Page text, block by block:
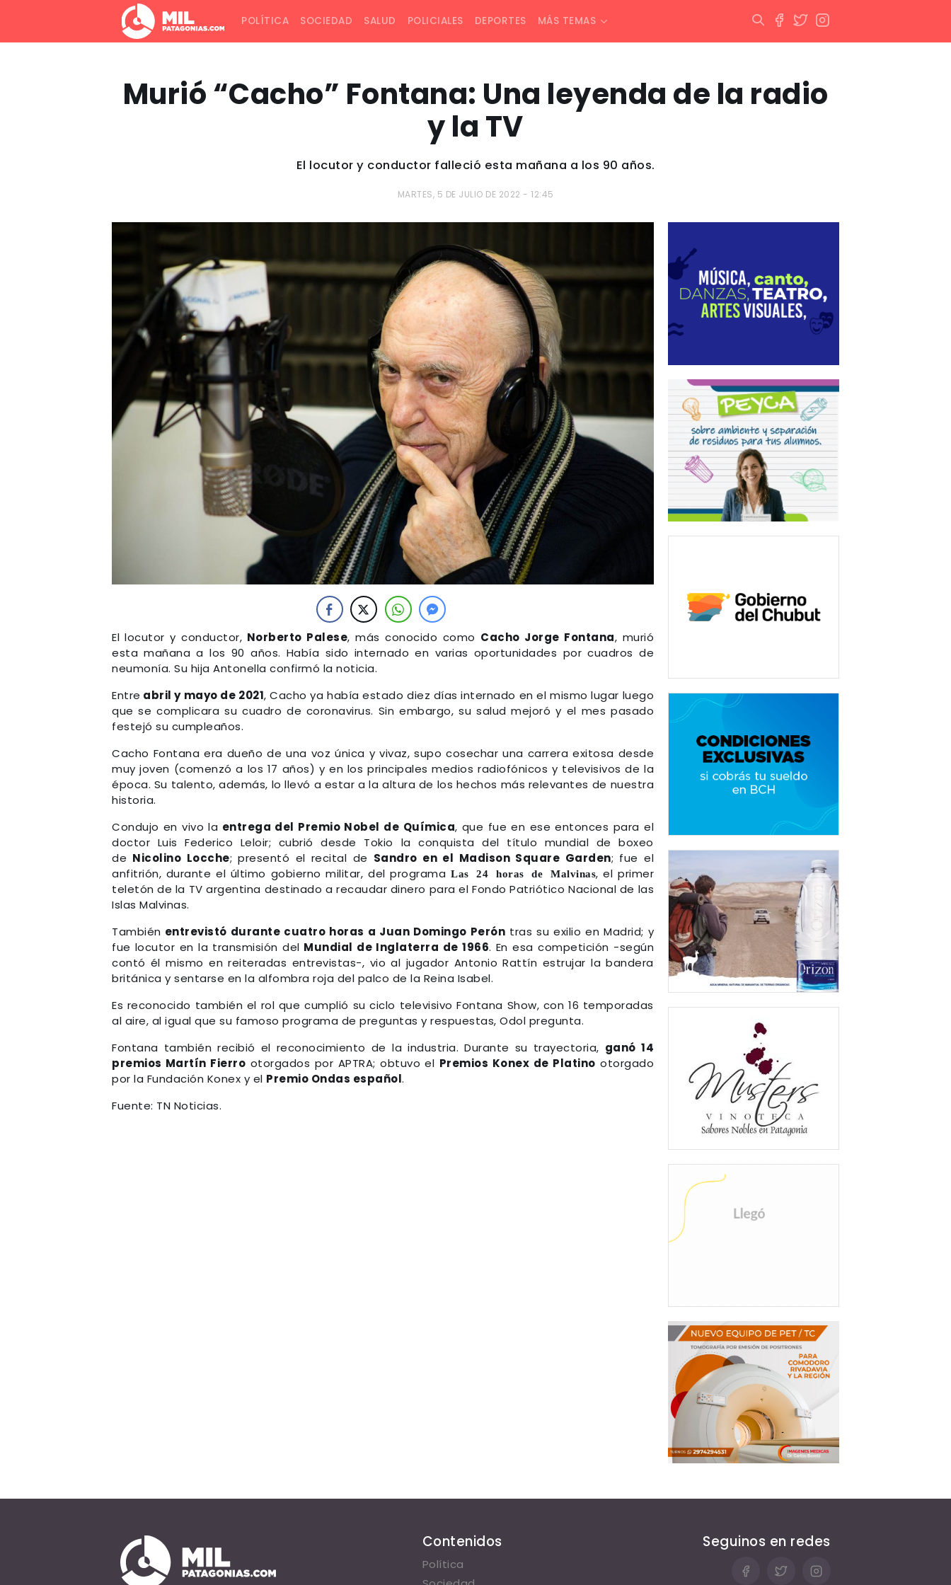
POLÍTICA SOCIEDAD SALUD POLICIALES DEPORTES MÁS TEMAS
Murió “Cacho” Fontana: Una leyenda de la radio
y la TV
El locutor y conductor falleció esta mañana a los 90 años.
MARTES, 5 DE JULIO DE 2022 - 12:45
El locutor y conductor, Norberto Palese, más conocido como Cacho Jorge Fontana, murió
esta mañana a los 90 años. Había sido internado en varias oportunidades por cuadros de
neumonía. Su hija Antonella confirmó la noticia.
Entre abril y mayo de 2021, Cacho ya había estado diez días internado en el mismo lugar luego
que se complicara su cuadro de coronavirus. Sin embargo, su salud mejoró y el mes pasado
festejó su cumpleaños.
Cacho Fontana era dueño de una voz única y vivaz, supo cosechar una carrera exitosa desde
muy joven (comenzó a los 17 años) y en los principales medios radiofónicos y televisivos de la
época. Su talento, además, lo llevó a estar a la altura de los hechos más relevantes de nuestra
historia.
Condujo en vivo la entrega del Premio Nobel de Química, que fue en ese entonces para el
doctor Luis Federico Leloir; cubrió desde Tokio la conquista del título mundial de boxeo
de Nicolino Locche; presentó el recital de Sandro en el Madison Square Garden; fue el
anfitrión, durante el último gobierno militar, del programa Las 24 horas de Malvinas, el primer
teletón de la TV argentina destinado a recaudar dinero para el Fondo Patriótico Nacional de las
Islas Malvinas.
También entrevistó durante cuatro horas a Juan Domingo Perón tras su exilio en Madrid; y
fue locutor en la transmisión del Mundial de Inglaterra de 1966. En esa competición -según
contó él mismo en reiteradas entrevistas-, vio al jugador Antonio Rattín estrujar la bandera
británica y sentarse en la alfombra roja del palco de la Reina Isabel.
Es reconocido también el rol que cumplió su ciclo televisivo Fontana Show, con 16 temporadas
al aire, al igual que su famoso programa de preguntas y respuestas, Odol pregunta.
Fontana también recibió el reconocimiento de la industria. Durante su trayectoria, ganó 14
premios Martín Fierro otorgados por APTRA; obtuvo el Premios Konex de Platino otorgado
por la Fundación Konex y el Premio Ondas español.
Fuente: TN Noticias.
Contenidos
Política
Seguinos en redes